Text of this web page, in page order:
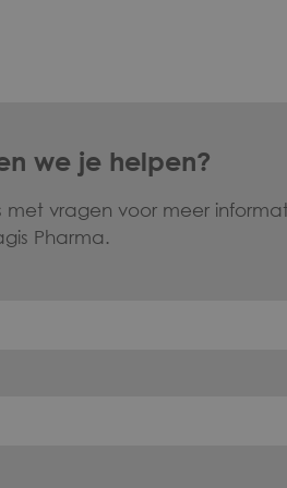
we je helpen?
vragen voor meer
Pharma.